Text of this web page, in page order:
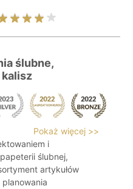
ślubne,
kalisz
Pokaż więcej >>
i
ślubnej,
artykułów